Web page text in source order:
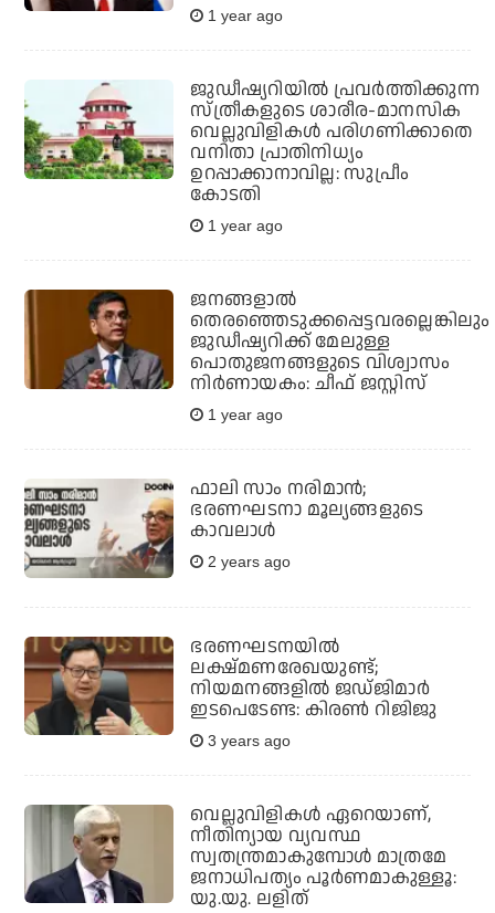
1 year ago
ജുഡീഷ്യറിയില്‍ പ്രവര്‍ത്തിക്കുന്ന
സ്ത്രീകളുടെ ശാരീര-മാനസിക
വെല്ലുവിളികള്‍ പരിഗണിക്കാതെ
വനിതാ പ്രാതിനിധ്യം
ഉറപ്പാക്കാനാവില്ല: സുപ്രീം
കോടതി
1 year ago
ജനങ്ങളാല്‍
തെരഞ്ഞെടുക്കപ്പെട്ടവരല്ലെങ്കിലും
ജുഡീഷ്യറിക്ക് മേലുള്ള
പൊതുജനങ്ങളുടെ വിശ്വാസം
നിര്‍ണായകം: ചീഫ് ജസ്റ്റിസ്
1 year ago
ഫാലി സാം നരിമാന്‍;
ഭരണഘടനാ മൂല്യങ്ങളുടെ
കാവലാള്‍
2 years ago
ഭരണഘടനയില്‍
ലക്ഷ്മണരേഖയുണ്ട്;
നിയമനങ്ങളില്‍ ജഡ്ജിമാര്‍
ഇടപെടേണ്ട: കിരണ്‍ റിജിജു
3 years ago
വെല്ലുവിളികള്‍ ഏറെയാണ്,
നീതിന്യായ വ്യവസ്ഥ
സ്വതന്ത്രമാകുമ്പോള്‍ മാത്രമേ
ജനാധിപത്യം പൂര്‍ണമാകുള്ളൂ:
യു.യു. ലളിത്